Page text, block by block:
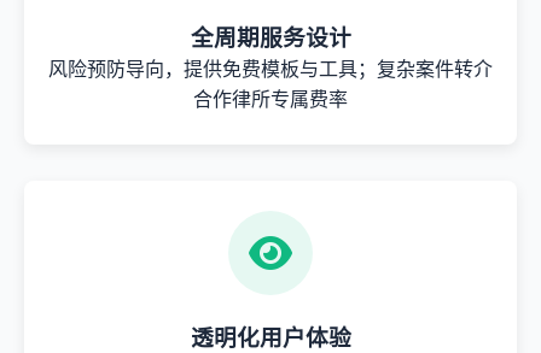
全周期服务设计
风险预防导向，提供免费模板与工具；复杂案件转介
合作律所专属费率
透明化用户体验